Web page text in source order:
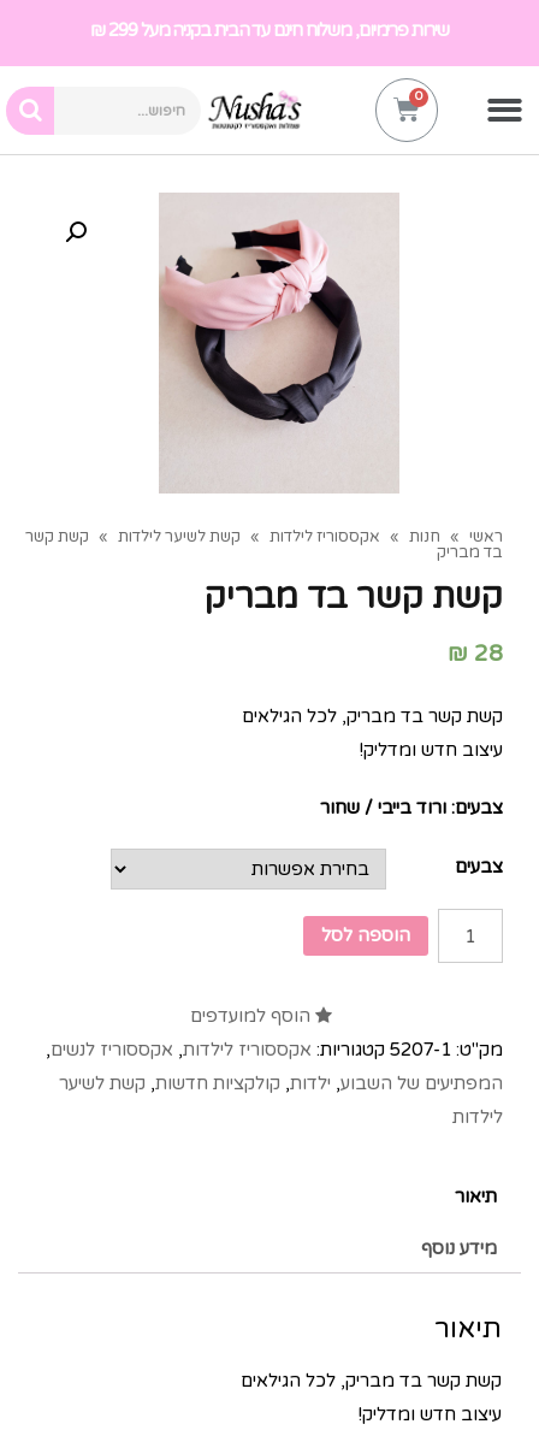
שירות פרימיום, משלוח חינם עד הבית בקניה מעל 299 ₪
ראשי » חנות » אקססוריז לילדות » קשת לשיער לילדות » קשת קשר
בד מבריק
קשת קשר בד מבריק
28
₪
קשת קשר בד מבריק, לכל הגילאים
עיצוב חדש ומדליק!
צבעים: ורוד בייבי / שחור
צבעים
הוספה לסל
הוסף למועדפים
מק"ט: 5207-1 קטגוריות: אקססוריז לילדות, אקססוריז לנשים,
המפתיעים של השבוע, ילדות, קולקציות חדשות, קשת לשיער
לילדות
תיאור
מידע נוסף
תיאור
קשת קשר בד מבריק, לכל הגילאים
עיצוב חדש ומדליק!